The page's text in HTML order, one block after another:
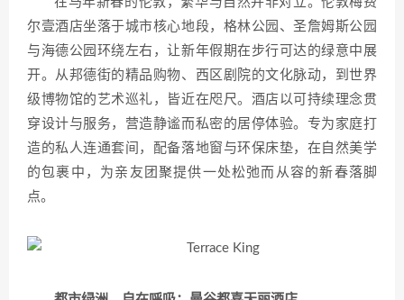
尔壹酒店坐落于城市核心地段，格林公园、圣詹姆斯公园
与海德公园环绕左右，让新年假期在步行可达的绿意中展
开。从邦德街的精品购物、西区剧院的文化脉动，到世界
级博物馆的艺术巡礼，皆近在咫尺。酒店以可持续理念贯
穿设计与服务，营造静谧而私密的居停体验。专为家庭打
造的私人连通套间，配备落地窗与环保床垫，在自然美学
的包裹中，为亲友团聚提供一处松弛而从容的新春落脚
点。